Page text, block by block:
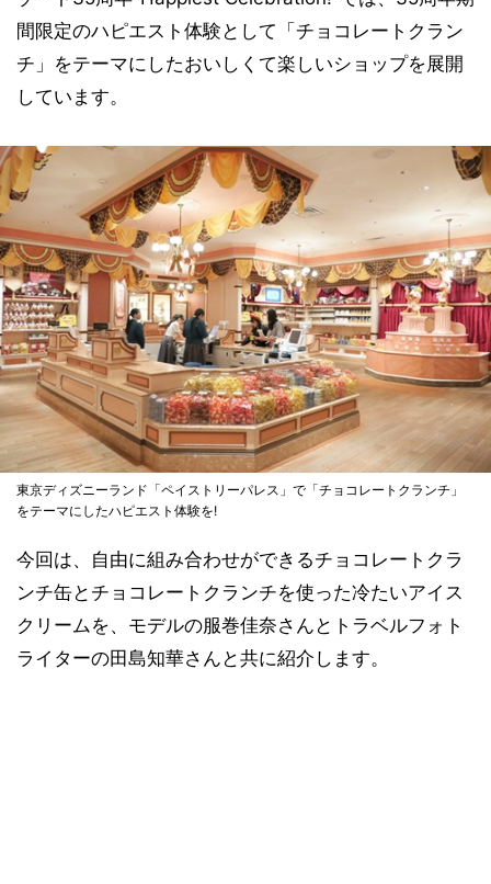
間限定のハピエスト体験として「チョコレートクラン
チ」をテーマにしたおいしくて楽しいショップを展開
しています。
東京ディズニーランド「ペイストリーパレス」で「チョコレートクランチ」
をテーマにしたハピエスト体験を!
今回は、自由に組み合わせができるチョコレートクラ
ンチ缶とチョコレートクランチを使った冷たいアイス
クリームを、モデルの服巻佳奈さんとトラベルフォト
ライターの田島知華さんと共に紹介します。